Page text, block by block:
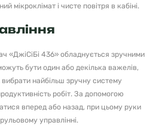
мікроклімат і чисте повітря в кабіні.
«ДжіСіБі 436» обладнується зручними
бути один або декілька важелів,
найбільш зручну систему
робіт. За допомогою
вперед або назад, при цьому руки
управлінні.